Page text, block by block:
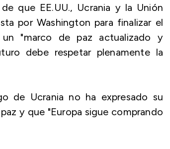
que EE.UU., Ucrania y la Unión
por Washington para finalizar el
"marco de paz actualizado y
debe respetar plenamente la
de Ucrania no ha expresado su
y que "Europa sigue comprando